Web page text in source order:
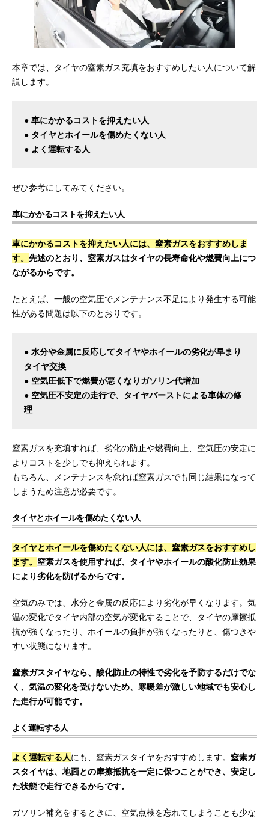
本章では、タイヤの窒素ガス充填をおすすめしたい人について解
説します。
● 車にかかるコストを抑えたい人
● タイヤとホイールを傷めたくない人
● よく運転する人
ぜひ参考にしてみてください。
車にかかるコストを抑えたい人
車にかかるコストを抑えたい人には、窒素ガスをおすすめしま
す。 先述のとおり、窒素ガスはタイヤの長寿命化や燃費向上につ
ながるからです。
たとえば、一般の空気圧でメンテナンス不足により発生する可能
性がある問題は以下のとおりです。
● 水分や金属に反応してタイヤやホイールの劣化が早まり
タイヤ交換
● 空気圧低下で燃費が悪くなりガソリン代増加
● 空気圧不安定の走行で、タイヤバーストによる車体の修
理
窒素ガスを充填すれば、劣化の防止や燃費向上、空気圧の安定に
よりコストを少しでも抑えられます。
もちろん、メンテナンスを怠れば窒素ガスでも同じ結果になって
しまうため注意が必要です。
タイヤとホイールを傷めたくない人
タイヤとホイールを傷めたくない人には、窒素ガスをおすすめし
ます。 窒素ガスを使用すれば、タイヤやホイールの酸化防止効果
により劣化を防げるからです。
空気のみでは、水分と金属の反応により劣化が早くなります。気
温の変化でタイヤ内部の空気が変化することで、タイヤの摩擦抵
抗が強くなったり、ホイールの負担が強くなったりと、傷つきや
すい状態になります。
窒素ガスタイヤなら、酸化防止の特性で劣化を予防するだけでな
く、気温の変化を受けないため、寒暖差が激しい地域でも安心し
た走行が可能です。
よく運転する人
よく運転する人にも、窒素ガスタイヤをおすすめします。 窒素ガ
スタイヤは、地面との摩擦抵抗を一定に保つことができ、安定し
た状態で走行できるからです。
ガソリン補充をするときに、空気点検を忘れてしまうことも少な